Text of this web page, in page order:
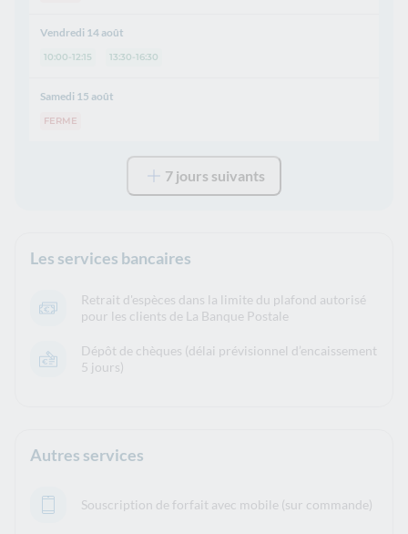
Vendredi 14 août
10:00-12:15 13:30-16:30
Samedi 15 août
FERME
7 jours suivants
Les services bancaires
Retrait d'espèces dans la limite du plafond autorisé
pour les clients de La Banque Postale
Dépôt de chèques (délai prévisionnel d’encaissement
5 jours)
Autres services
Souscription de forfait avec mobile (sur commande)